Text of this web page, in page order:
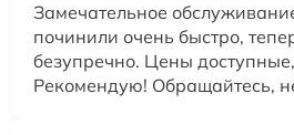
Замечательное
починили очень быстро,
безупречно. Цены
Рекомендую! Обращайтесь,